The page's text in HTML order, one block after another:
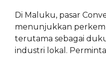
Di Maluku, pasar
menunjukkan
terutama sebagai
industri lokal.